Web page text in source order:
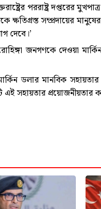
পররাষ্ট্র দপ্তরের
ক্ষতিগ্রস্ত সম্প্রদায়ের
দেবে।’
জনগণকে দেওয়া
ডলার মানবিক
এই সহায়তার প্রয়োজনীয়তার